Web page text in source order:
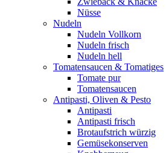
Nüsse
Nudeln
Nudeln Vollkorn
Nudeln frisch
Nudeln hell
Tomatensaucen & Tomatiges
Tomate pur
Tomatensaucen
Antipasti, Oliven & Pesto
Antipasti
Antipasti frisch
Brotaufstrich würzig
Gemüsekonserven